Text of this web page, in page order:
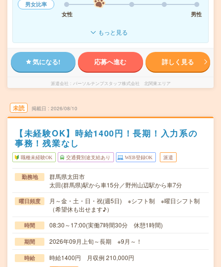
男女比率
女性
男性
もっと見る
気になる! 応募へ進む 詳しく見る
派遣会社 パーソルテンプスタッフ株式会社 北関東エリア
未読 掲載日 2026/08/10
【未経験OK】時給1400円！長期！入力系の
事務！残業なし
職種未経験OK 交通費別途支給あり WEB登録OK 派遣
勤務地
群馬県太田市
太田(群馬県)駅から車15分／野州山辺駅から車7分
曜日頻度
月～金・土・日・祝(週5日) ※シフト制 ※曜日シフト制
（希望休も出せます♪）
時間 08:30～17:00(実働7時間30分 休憩1時間)
期間 2026年09月上旬～長期 ※9月～！
時給 時給1400円 月収例 210,000円